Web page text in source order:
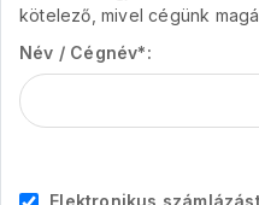
kötelező, mivel cégünk
Név / Cégnév*:
Elektronikus